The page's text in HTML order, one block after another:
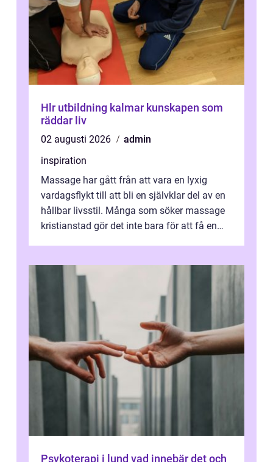
Hlr utbildning kalmar kunskapen som
räddar liv
02 augusti 2026
admin
inspiration
Massage har gått från att vara en lyxig
vardagsflykt till att bli en självklar del av en
hållbar livsstil. Många som söker massage
kristianstad gör det inte bara för att få en
Psykoterapi i lund vad innebär det och